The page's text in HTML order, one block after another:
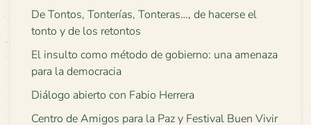
De Tontos, Tonterías, Tonteras…, de hacerse el
tonto y de los retontos
El insulto como método de gobierno: una amenaza
para la democracia
Diálogo abierto con Fabio Herrera
Centro de Amigos para la Paz y Festival Buen Vivir